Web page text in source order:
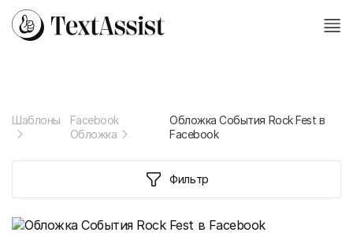
Шаблоны
Facebook
Обложка
Обложка События Rock Fest в
Facebook
Фильтр